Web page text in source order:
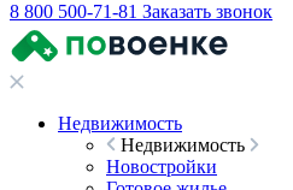
8 800 500-71-81 Заказать звонок
Недвижимость
Недвижимость
Новостройки